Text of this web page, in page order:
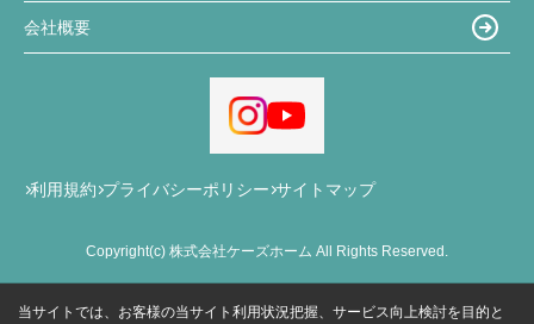
会社概要
利用規約 プライバシーポリシー サイトマップ
Copyright(c) 株式会社ケーズホーム All Rights Reserved.
当サイトでは、お客様の当サイト利用状況把握、サービス向上検討を目的と